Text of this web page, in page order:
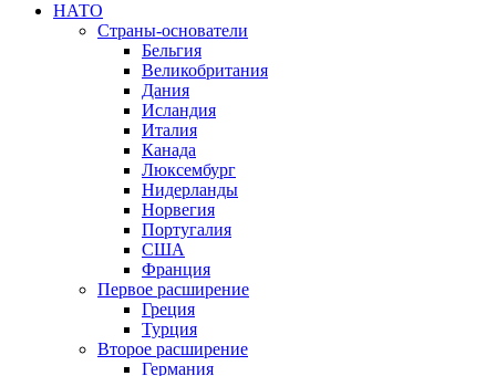
НАТО
Страны-основатели
Бельгия
Великобритания
Дания
Исландия
Италия
Канада
Люксембург
Нидерланды
Норвегия
Португалия
США
Франция
Первое расширение
Греция
Турция
Второе расширение
Германия